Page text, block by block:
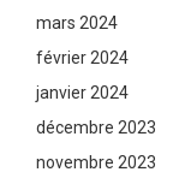
mars 2024
février 2024
janvier 2024
décembre 2023
novembre 2023